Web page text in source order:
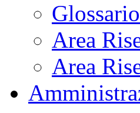
Area
Area